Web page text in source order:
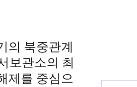
의 북중관계
보관소의 최
제를 중심으